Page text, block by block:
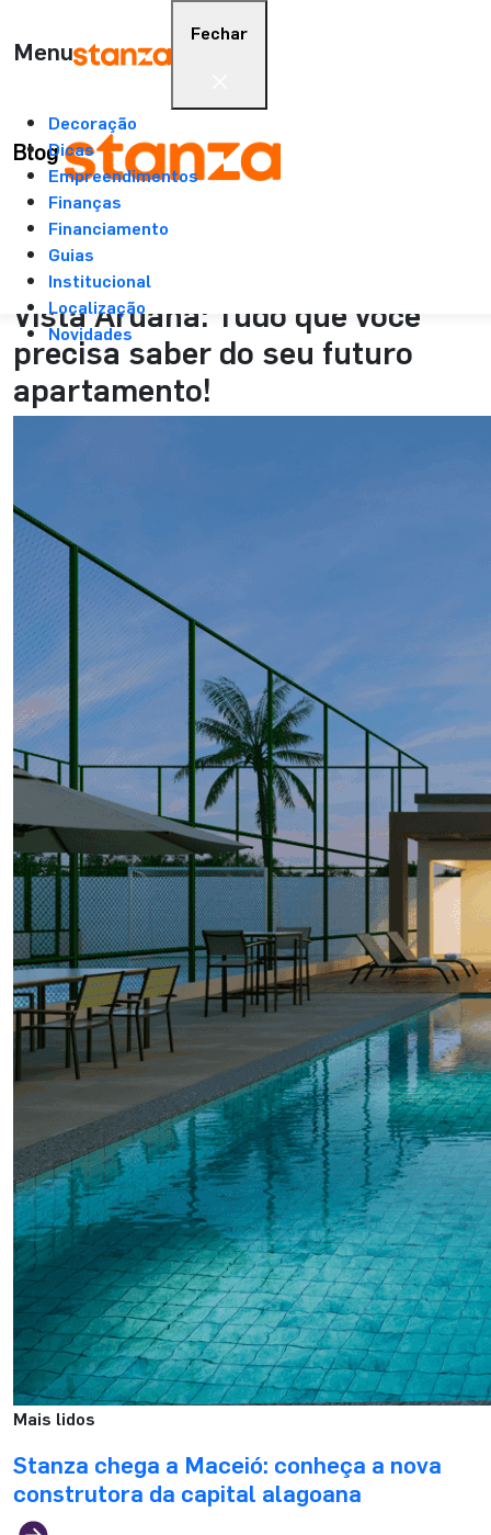
Blog
Menu
Fechar
Decoração
Dicas
Empreendimentos
Finanças
Financiamento
Guias
Institucional
Localização
Novidades
Stanza>Blog>Leitura
28/09/2022
Empreendimentos
4 min.
Vista Aruana: Tudo que você
precisa saber do seu futuro
apartamento!
Mais lidos
Stanza chega a Maceió: conheça a nova
construtora da capital alagoana